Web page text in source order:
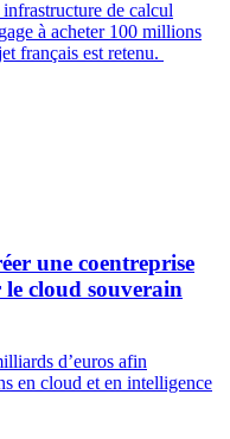
de calcul
à acheter 100 millions
français est retenu.
une coentreprise
cloud souverain
d’euros afin
en cloud et en intelligence